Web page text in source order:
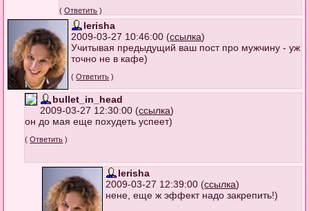
(Ответить )
lerisha
2009-03-27 10:46:00 (ссылка)
Учитывая предыдущий ваш пост про мужчину - уж
точно не в кафе)
(Ответить )
bullet_in_head
2009-03-27 12:30:00 (ссылка)
он до мая еще похудеть успеет)
(Ответить )
lerisha
2009-03-27 12:39:00 (ссылка)
нене, еще ж эффект надо закрепить!)